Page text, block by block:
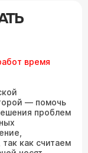
время
— помочь
проблем
как считаем